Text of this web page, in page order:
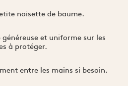
noisette de baume.
et uniforme sur les
à protéger.
entre les mains si besoin.